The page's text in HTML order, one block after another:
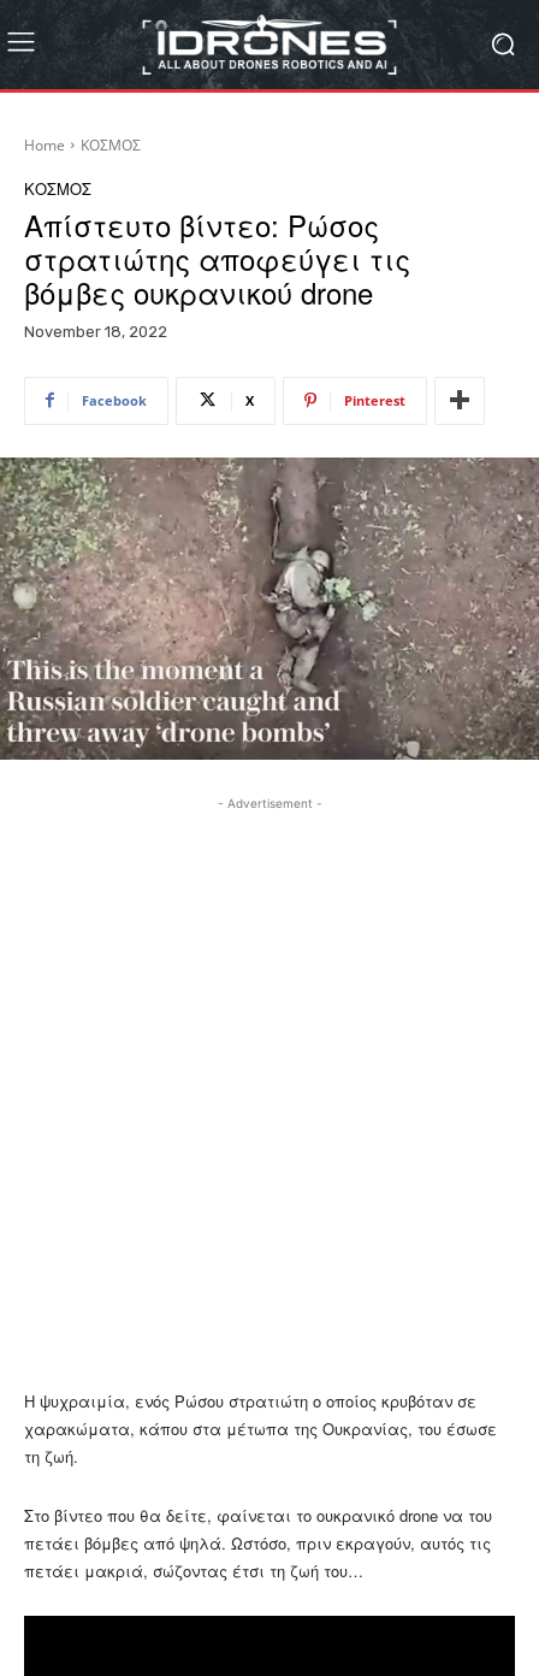
Home ΚΟΣΜΟΣ
ΚΟΣΜΟΣ
Απίστευτο βίντεο: Ρώσος
στρατιώτης αποφεύγει τις
βόμβες ουκρανικού drone
November 18, 2022
Facebook X Pinterest
- Advertisement -
Η ψυχραιμία, ενός Ρώσου στρατιώτη ο οποίος κρυβόταν σε
χαρακώματα, κάπου στα μέτωπα της Ουκρανίας, του έσωσε
τη ζωή.
Στο βίντεο που θα δείτε, φαίνεται το ουκρανικό drone να του
πετάει βόμβες από ψηλά. Ωστόσο, πριν εκραγούν, αυτός τις
πετάει μακριά, σώζοντας έτσι τη ζωή του…